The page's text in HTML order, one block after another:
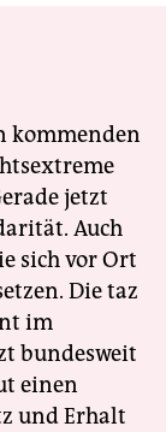
kommenden
jetzt
Auch
sich vor Ort
Die taz
im
bundesweit
einen
und Erhalt